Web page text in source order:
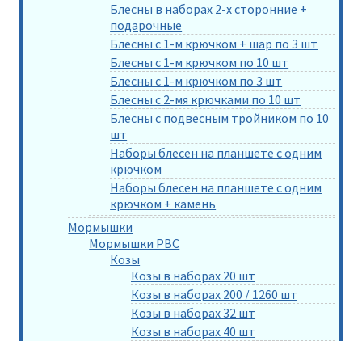
Блесны в наборах 2-х сторонние +
подарочные
Блесны с 1-м крючком + шар по 3 шт
Блесны с 1-м крючком по 10 шт
Блесны с 1-м крючком по 3 шт
Блесны с 2-мя крючками по 10 шт
Блесны с подвесным тройником по 10
шт
Наборы блесен на планшете с одним
крючком
Наборы блесен на планшете с одним
крючком + камень
Мормышки
Мормышки РВС
Козы
Козы в наборах 20 шт
Козы в наборах 200 / 1260 шт
Козы в наборах 32 шт
Козы в наборах 40 шт